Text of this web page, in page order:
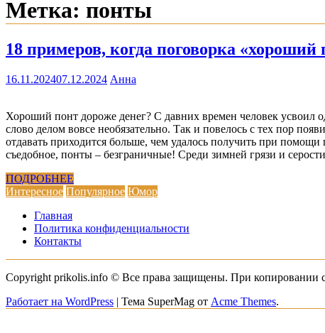
Метка: понты
18 примеров, когда поговорка
16.11.202407.12.2024 Анна
Хороший понт дороже денег? С давних времен человек усвоил
слово делом вовсе необязательно. Так и повелось с тех пор
отдавать приходится больше, чем удалось получить при
съедобное, понты – безграничные! Среди зимней грязи и
ПОДРОБНЕЕ
Интересное Популярное Юмор
Главная
Политика конфиденциальности
Контакты
Copyright prikolis.info © Все права защищены. При копировании
Работает на WordPress | Тема SuperMag от Acme Themes.